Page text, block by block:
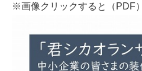
※画像クリックすると（PDF